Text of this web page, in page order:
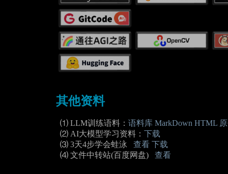
其他资料
⑴ LLM训练语料： 语料库 MarkDown HTML
⑵ AI大模型学习资料： 下载
⑶ 3天4步学会蛙泳 查看 下载
⑷ 文件中转站(百度网盘) 查看